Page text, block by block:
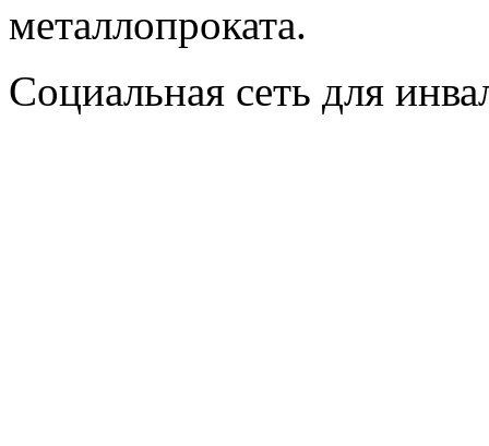
металлопроката.
Социальная сеть для